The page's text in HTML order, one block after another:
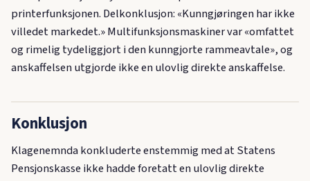
printerfunksjonen. Delkonklusjon: «Kunngjøringen har ikke
villedet markedet.» Multifunksjonsmaskiner var «omfattet
og rimelig tydeliggjort i den kunngjorte rammeavtale», og
anskaffelsen utgjorde ikke en ulovlig direkte anskaffelse.
Konklusjon
Klagenemnda konkluderte enstemmig med at Statens
Pensjonskasse ikke hadde foretatt en ulovlig direkte